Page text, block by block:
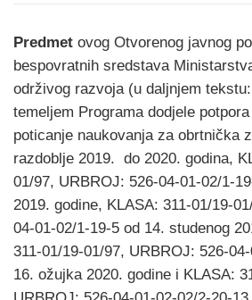
Predmet ovog Otvorenog javnog
bespovratnih sredstava
održivog razvoja (u daljnjem
temeljem Programa dodjele
poticanje naukovanja za obrtnička
razdoblje 2019. do 2020. godina,
01/97, URBROJ: 526-04-01-02/1-
2019. godine, KLASA: 311-01/19-
04-01-02/1-19-5 od 14. studenog
311-01/19-01/97, URBROJ: 526-
16. ožujka 2020. godine i KLASA: